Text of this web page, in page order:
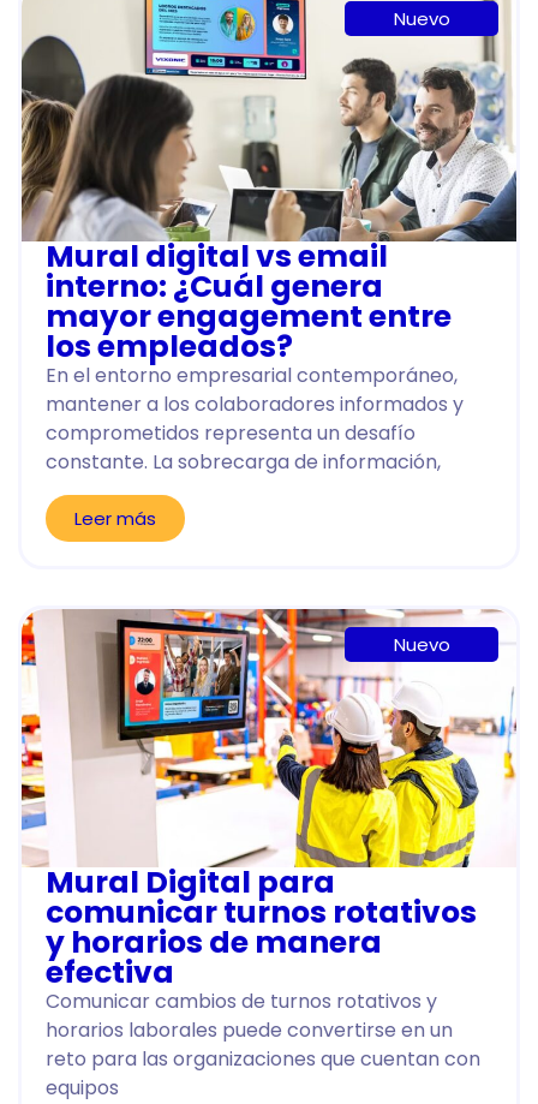
Nuevo
Mural digital vs email
interno: ¿Cuál genera
mayor engagement entre
los empleados?
En el entorno empresarial contemporáneo,
mantener a los colaboradores informados y
comprometidos representa un desafío
constante. La sobrecarga de información,
Leer más
Nuevo
Mural Digital para
comunicar turnos rotativos
y horarios de manera
efectiva
Comunicar cambios de turnos rotativos y
horarios laborales puede convertirse en un
reto para las organizaciones que cuentan con
equipos